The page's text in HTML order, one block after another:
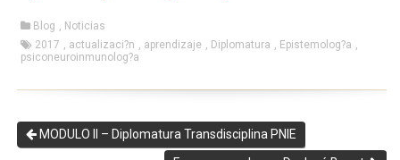
Blog , Noticias
2017 , actualizaci?n , aprendizaje , Diplomatura , Epistemolog?a ,
psiconeuroinmunolog?a
MODULO II – Diplomatura Transdisciplina PNIE